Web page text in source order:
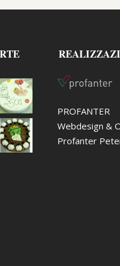
PROFANTER
Webdesign &
Profanter